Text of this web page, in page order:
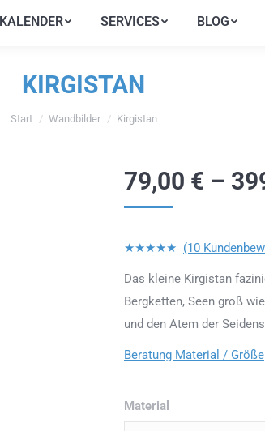
SERVICES BLOG
KIRGISTAN
Sie befinden sich hier:
Start Wandbilder Kirgistan
79,00 € –
★★★★★ (10
Das kleine Kirgistan
Bergketten, Seen groß
und den Atem der
Beratung Material / Größe
Material
SERVICES BLOG